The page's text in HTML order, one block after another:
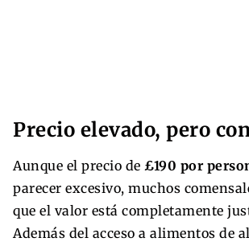
Precio elevado, pero
Aunque el precio de £190 por
parecer excesivo, muchos
que el valor está completamente
Además del acceso a alimentos de